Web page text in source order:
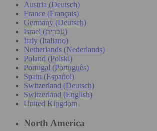
Austria (Deutsch)
France (Français)
Germany (Deutsch)
Israel (עִברִית)
Italy (Italiano)
Netherlands (Nederlands)
Poland (Polski)
Portugal (Português)
Spain (Español)
Switzerland (Deutsch)
Switzerland (English)
United Kingdom
North America